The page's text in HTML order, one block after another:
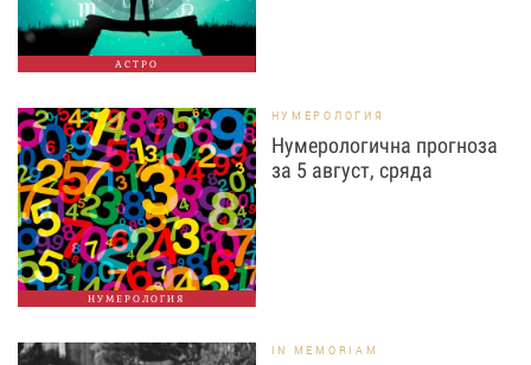
АСТРО
НУМЕРОЛОГИЯ
НУМЕРОЛОГИЯ
Нумерологична прогноза
за 5 август, сряда
IN MEMORIAM